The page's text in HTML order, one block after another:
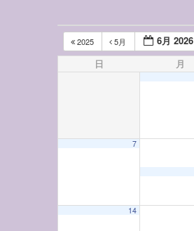
2025 5月 6月 2026
日 月
7
14